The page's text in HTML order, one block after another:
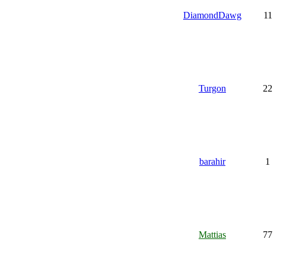
DiamondDawg 11
Turgon 22
barahir 1
Mattias 77